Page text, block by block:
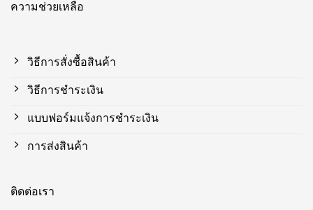
ความช่วยเหลือ
วิธีการสั่งซื้อสินค้า
วิธีการชำระเงิน
แบบฟอร์มแจ้งการชำระเงิน
การส่งสินค้า
ติดต่อเรา